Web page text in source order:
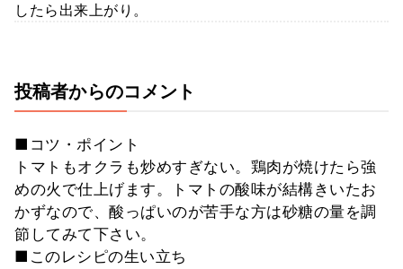
したら出来上がり。
投稿者からのコメント
■コツ・ポイント
トマトもオクラも炒めすぎない。鶏肉が焼けたら強
めの火で仕上げます。トマトの酸味が結構きいたお
かずなので、酸っぱいのが苦手な方は砂糖の量を調
節してみて下さい。
■このレシピの生い立ち